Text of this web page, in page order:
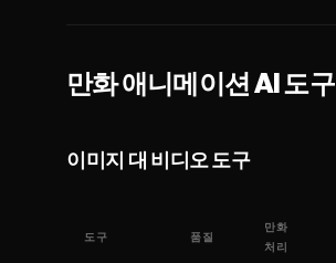
만화 애니메이션 AI 도구
이미지 대 비디오 도구
도구 품질
만화
처리